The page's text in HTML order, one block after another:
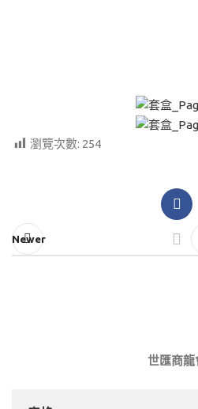
瀏覽次數: 254
Newer
世匯商龍